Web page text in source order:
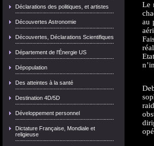
Déclarations des politiques, et artistes
Découvertes Astronomie
Découvertes, Déclarations Scientifiques
Département de l'Énergie US
Dépopulation
Des atteintes à la santé
Destination 4D/5D
Développement personnel
Dictature Française, Mondiale et
religieuse
Le
au